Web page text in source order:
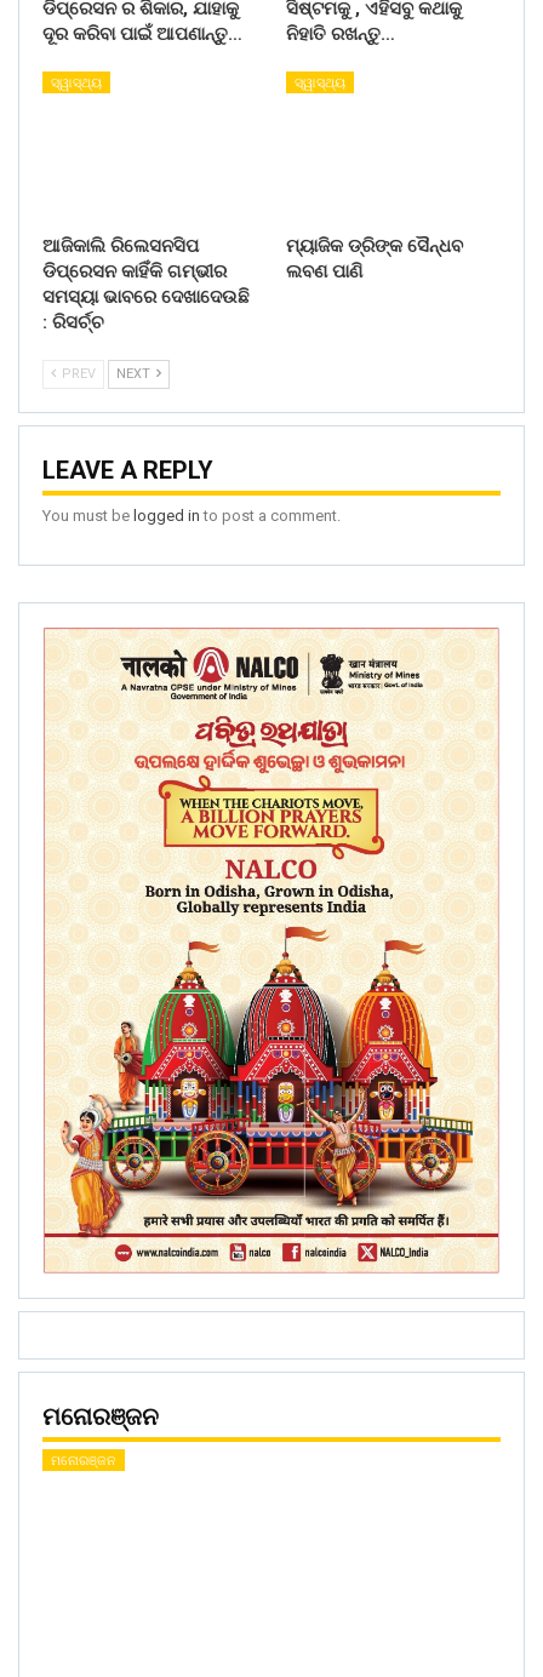
ଡିପ୍ରେସନ ର ଶିକାର, ଯାହାକୁ
ଦୂର କରିବା ପାଇଁ ଆପଣାନ୍ତୁ…
ସିଷ୍ଟମକୁ , ଏହିସବୁ କଥାକୁ
ନିହାତି ରଖନ୍ତୁ…
ସ୍ୱାସ୍ଥ୍ୟ
ଆଜିକାଲି ରିଲେସନସିପ
ଡିପ୍ରେସନ କାହିଁକି ଗମ୍ଭୀର
ସମସ୍ୟା ଭାବରେ ଦେଖାଦେଉଛି
: ରିସର୍ଚ୍ଚ
ସ୍ୱାସ୍ଥ୍ୟ
ମ୍ୟାଜିକ ଡ୍ରିଙ୍କ ସୈନ୍ଧବ
ଲବଣ ପାଣି
PREV NEXT
LEAVE A REPLY
You must be logged in to post a comment.
ମନୋରଞ୍ଜନ
ମନୋରଞ୍ଜନ